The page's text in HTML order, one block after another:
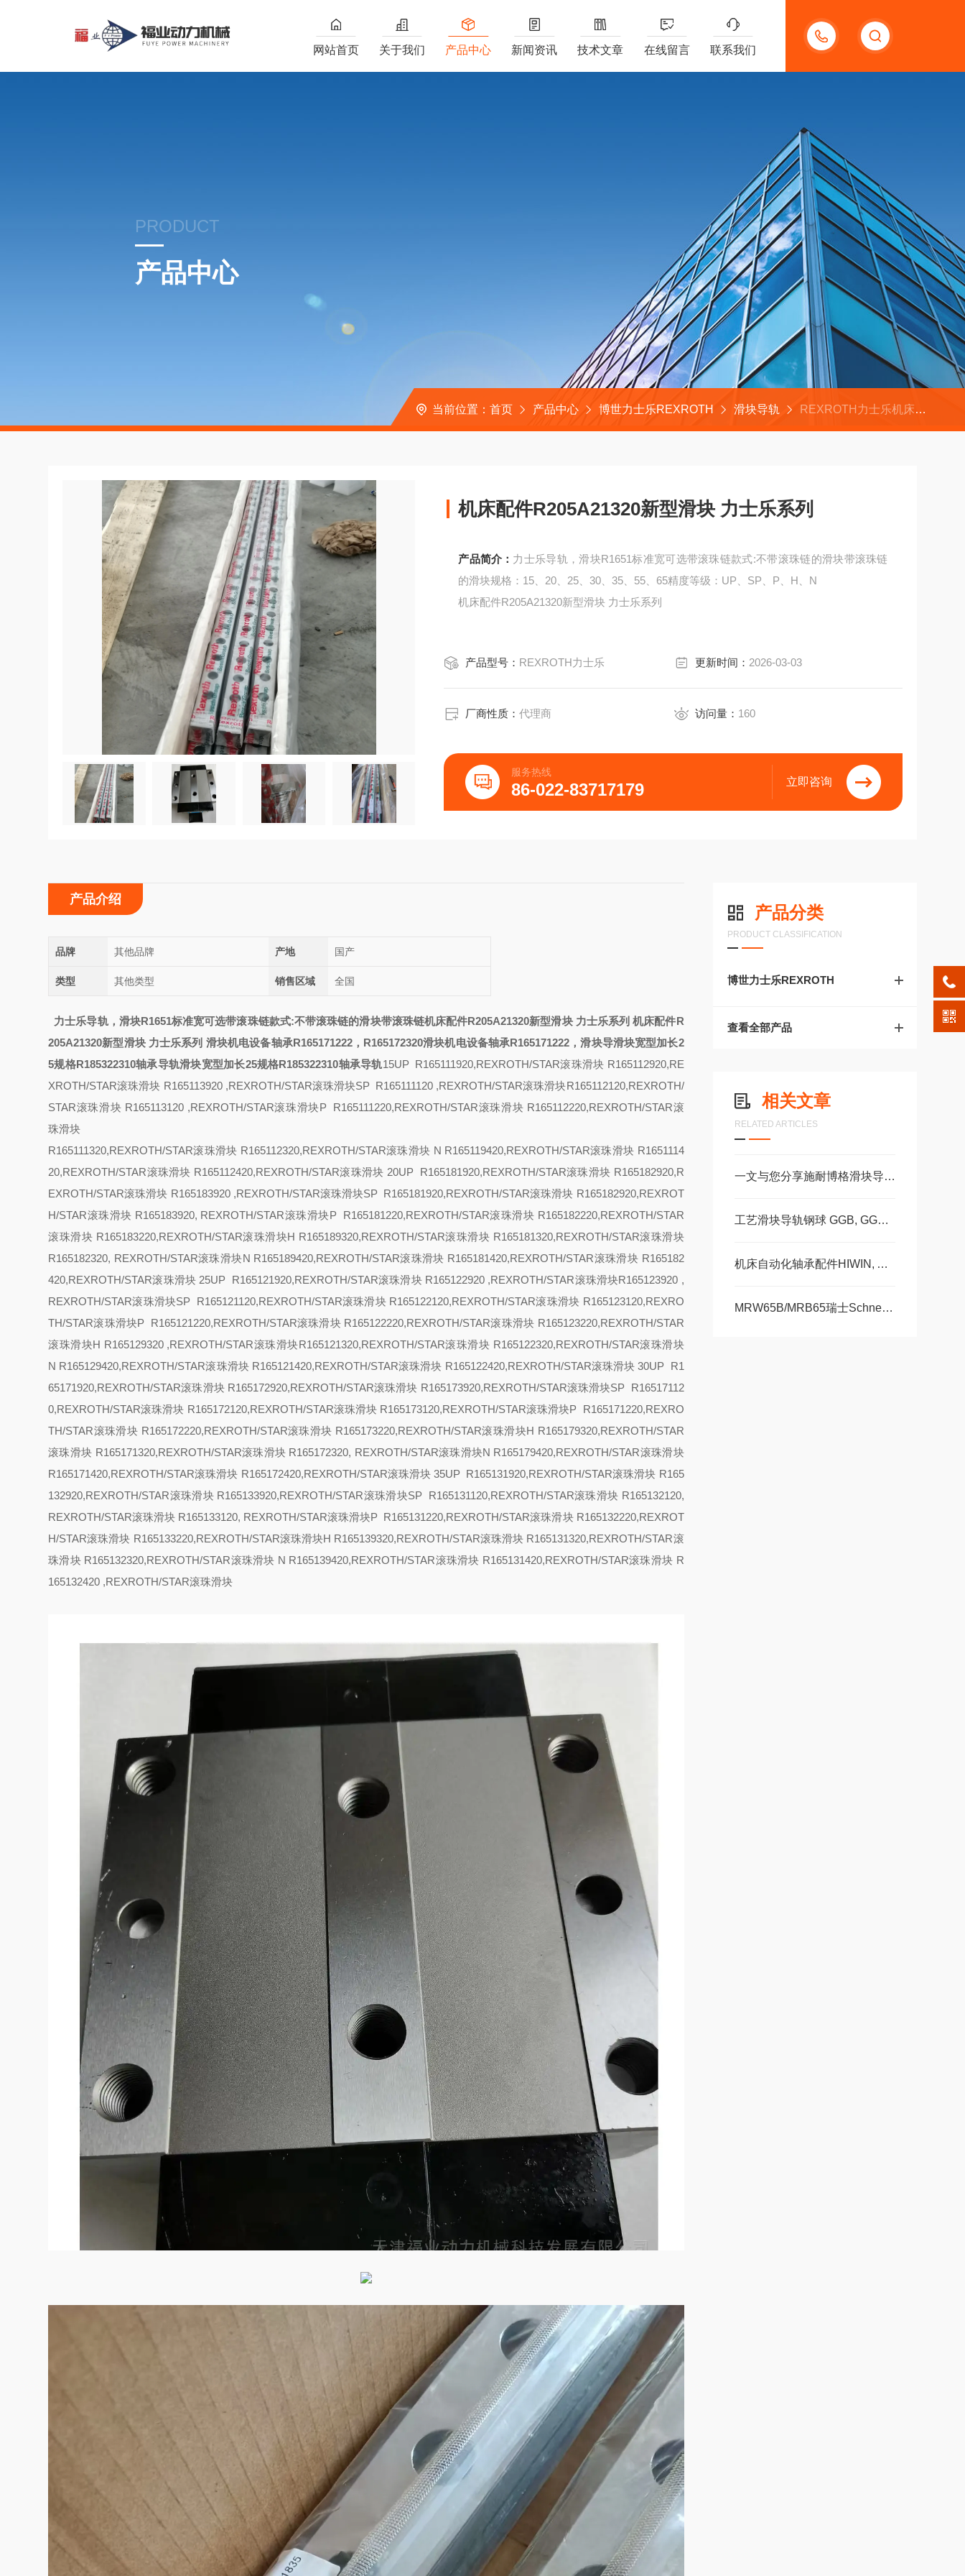
13132097161
网站首页 关于我们 产品中心 新闻资讯 技术文章 在线留言 联系我们
PRODUCT
产品中心
当前位置： 首页 产品中心 博世力士乐REXROTH 滑块导轨 REXROTH力士乐机床配件R205A21320新型滑块 力士乐系列
机床配件R205A21320新型滑块 力士乐系列
产品简介： 力士乐导轨，滑块R1651标准宽可选带滚珠链款式:不带滚珠链的滑块带滚珠链
的滑块规格：15、20、25、30、35、55、65精度等级：UP、SP、P、H、N
机床配件R205A21320新型滑块 力士乐系列
产品型号： REXROTH力士乐 更新时间： 2026-03-03
厂商性质：代理商 访问量： 160
服务热线
86-022-83717179 立即咨询
产品分类
PRODUCT CLASSIFICATION
博世力士乐REXROTH
查看全部产品
相关文章
RELATED ARTICLES
一文与您分享施耐博格滑块导轨的正确安装方法
工艺滑块导轨钢球 GGB, GGC, GGD滚柱GZBGZD, GZV，GGBC/GZBC
机床自动化轴承配件HIWIN, ABBA, AMT, PMI, TBI滑块导轨丝杠
MRW65B/MRB65瑞士Schneeberger施耐博格滑块 导轨
产品介绍
品牌 其他品牌 产地 国产
类型 其他类型 销售区域 全国
力士乐导轨，滑块R1651标准宽可选带滚珠链款式:不带滚珠链的滑块带滚珠链机床配件R205A21320新型滑块 力士乐系列 机床配件R
205A21320新型滑块 力士乐系列 滑块机电设备轴承R165171222，R165172320滑块机电设备轴承R165171222，滑块导滑块宽型加长2
5规格R185322310轴承导轨滑块宽型加长25规格R185322310轴承导轨15UP R165111920,REXROTH/STAR滚珠滑块 R165112920,RE
XROTH/STAR滚珠滑块 R165113920 ,REXROTH/STAR滚珠滑块SP R165111120 ,REXROTH/STAR滚珠滑块R165112120,REXROTH/
STAR滚珠滑块 R165113120 ,REXROTH/STAR滚珠滑块P R165111220,REXROTH/STAR滚珠滑块 R165112220,REXROTH/STAR滚
珠滑块
R165111320,REXROTH/STAR滚珠滑块 R165112320,REXROTH/STAR滚珠滑块 N R165119420,REXROTH/STAR滚珠滑块 R1651114
20,REXROTH/STAR滚珠滑块 R165112420,REXROTH/STAR滚珠滑块 20UP R165181920,REXROTH/STAR滚珠滑块 R165182920,R
EXROTH/STAR滚珠滑块 R165183920 ,REXROTH/STAR滚珠滑块SP R165181920,REXROTH/STAR滚珠滑块 R165182920,REXROT
H/STAR滚珠滑块 R165183920, REXROTH/STAR滚珠滑块P R165181220,REXROTH/STAR滚珠滑块 R165182220,REXROTH/STAR
滚珠滑块 R165183220,REXROTH/STAR滚珠滑块H R165189320,REXROTH/STAR滚珠滑块 R165181320,REXROTH/STAR滚珠滑块
R165182320, REXROTH/STAR滚珠滑块N R165189420,REXROTH/STAR滚珠滑块 R165181420,REXROTH/STAR滚珠滑块 R165182
420,REXROTH/STAR滚珠滑块 25UP R165121920,REXROTH/STAR滚珠滑块 R165122920 ,REXROTH/STAR滚珠滑块R165123920 ,
REXROTH/STAR滚珠滑块SP R165121120,REXROTH/STAR滚珠滑块 R165122120,REXROTH/STAR滚珠滑块 R165123120,REXRO
TH/STAR滚珠滑块P R165121220,REXROTH/STAR滚珠滑块 R165122220,REXROTH/STAR滚珠滑块 R165123220,REXROTH/STAR
滚珠滑块H R165129320 ,REXROTH/STAR滚珠滑块R165121320,REXROTH/STAR滚珠滑块 R165122320,REXROTH/STAR滚珠滑块
N R165129420,REXROTH/STAR滚珠滑块 R165121420,REXROTH/STAR滚珠滑块 R165122420,REXROTH/STAR滚珠滑块30UP R1
65171920,REXROTH/STAR滚珠滑块 R165172920,REXROTH/STAR滚珠滑块 R165173920,REXROTH/STAR滚珠滑块SP R16517112
0,REXROTH/STAR滚珠滑块 R165172120,REXROTH/STAR滚珠滑块 R165173120,REXROTH/STAR滚珠滑块P R165171220,REXRO
TH/STAR滚珠滑块 R165172220,REXROTH/STAR滚珠滑块 R165173220,REXROTH/STAR滚珠滑块H R165179320,REXROTH/STAR
滚珠滑块 R165171320,REXROTH/STAR滚珠滑块 R165172320, REXROTH/STAR滚珠滑块N R165179420,REXROTH/STAR滚珠滑块
R165171420,REXROTH/STAR滚珠滑块 R165172420,REXROTH/STAR滚珠滑块 35UP R165131920,REXROTH/STAR滚珠滑块 R165
132920,REXROTH/STAR滚珠滑块 R165133920,REXROTH/STAR滚珠滑块SP R165131120,REXROTH/STAR滚珠滑块 R165132120,
REXROTH/STAR滚珠滑块 R165133120, REXROTH/STAR滚珠滑块P R165131220,REXROTH/STAR滚珠滑块 R165132220,REXROT
H/STAR滚珠滑块 R165133220,REXROTH/STAR滚珠滑块H R165139320,REXROTH/STAR滚珠滑块 R165131320,REXROTH/STAR滚
珠滑块 R165132320,REXROTH/STAR滚珠滑块 N R165139420,REXROTH/STAR滚珠滑块 R165131420,REXROTH/STAR滚珠滑块 R
165132420 ,REXROTH/STAR滚珠滑块